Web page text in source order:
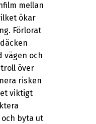
mellan
ökar
Förlorat
vägen och
över
risken
viktigt
byta ut